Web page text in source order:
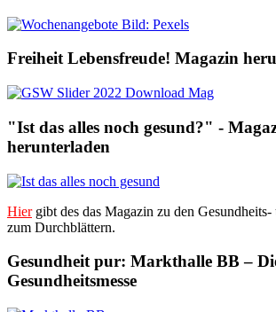
Freiheit Lebensfreude! Magazin
"Ist das alles noch gesund?" -
herunterladen
Hiergibt des das Magazin zu den
zum Durchblättern.
Gesundheit pur: Markthalle BB –
Gesundheitsmesse